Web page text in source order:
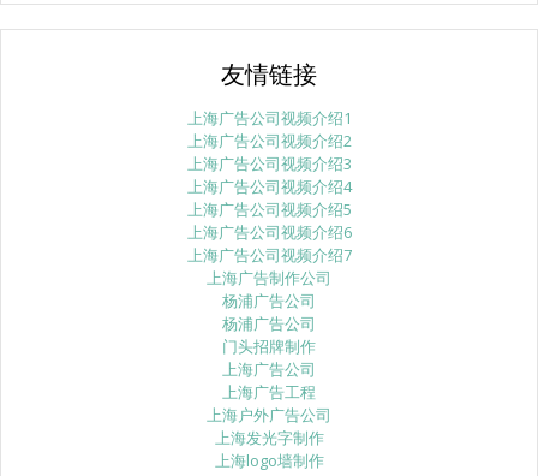
友情链接
上海广告公司视频介绍1
上海广告公司视频介绍2
上海广告公司视频介绍3
上海广告公司视频介绍4
上海广告公司视频介绍5
上海广告公司视频介绍6
上海广告公司视频介绍7
上海广告制作公司
杨浦广告公司
杨浦广告公司
门头招牌制作
上海广告公司
上海广告工程
上海户外广告公司
上海发光字制作
上海logo墙制作